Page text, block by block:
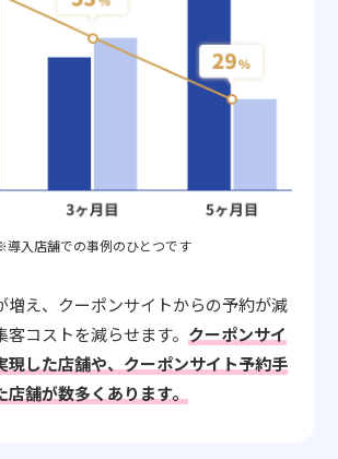
導入店舗での事例のひとつです
増え、クーポンサイトからの予約が減
客コストを減らせます。クーポンサイ
現した店舗や、クーポンサイト予約手
店舗が数多くあります。